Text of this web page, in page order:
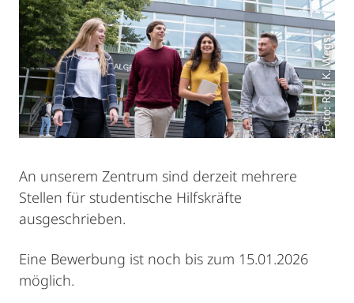
Foto: Rolf K. Wegst
An unserem Zentrum sind derzeit mehrere
Stellen für studentische Hilfskräfte
ausgeschrieben.
Eine Bewerbung ist noch bis zum 15.01.2026
möglich.